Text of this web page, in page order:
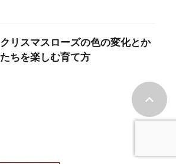
クリスマスローズの色の変化とか
たちを楽しむ育て方